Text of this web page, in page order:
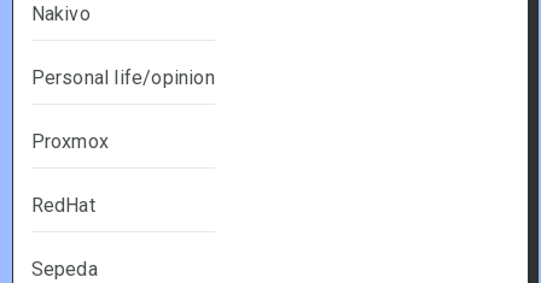
Nakivo
Personal life/opinion
Proxmox
RedHat
Sepeda